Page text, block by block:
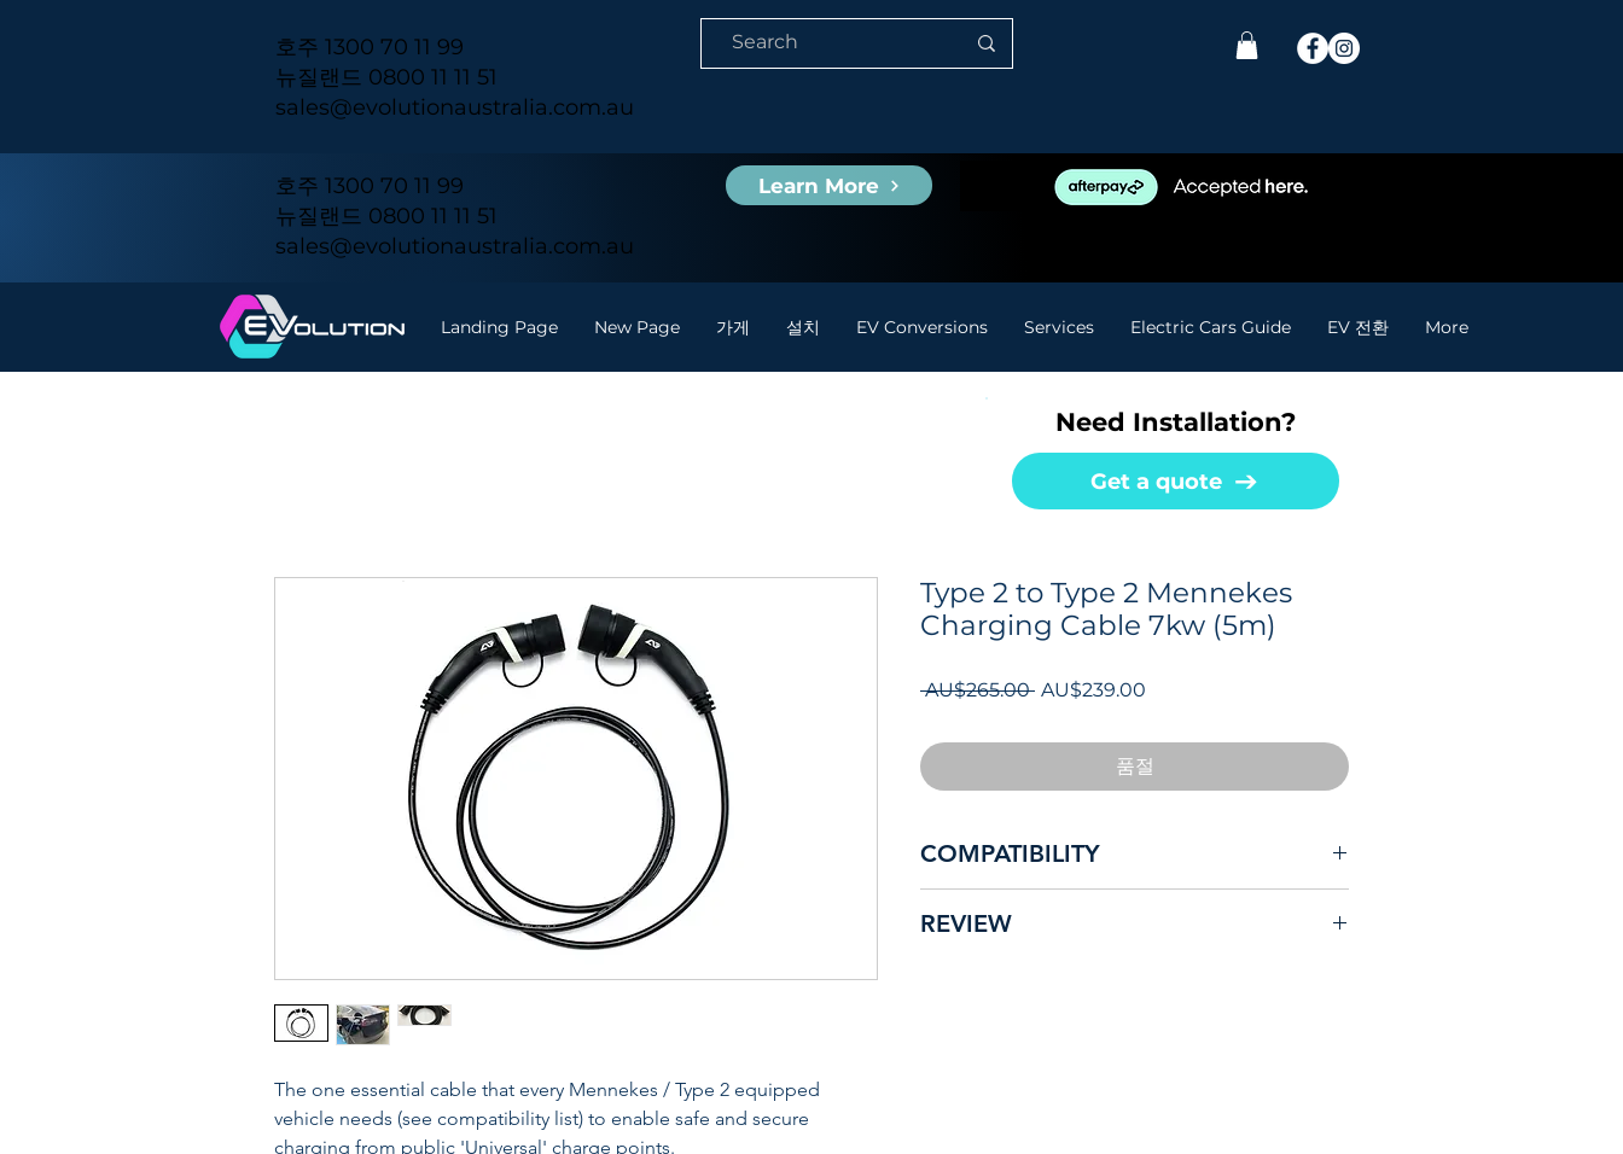
호주 1300 70 11 99
뉴질랜드 0800 11 11 51
sales@evolutionaustralia.com.au
호주 1300 70 11 99
뉴질랜드 0800 11 11 51
sales@evolutionaustralia.com.au
Learn More
Landing Page New Page 가게 설치 EV Conversions Services Electric Cars Guide EV 전환 More
Need Installation?
Get a quote
The one essential cable that every Mennekes / Type 2 equipped
vehicle needs (see compatibility list) to enable safe and secure
charging from public 'Universal' charge points.
Type 2 to Type 2 Mennekes
Charging Cable 7kw (5m)
AU$265.00 일
가
AU$239.00
가
품절
COMPATIBILITY
the Mennekes nozzle type 2 including but not
REVIEW